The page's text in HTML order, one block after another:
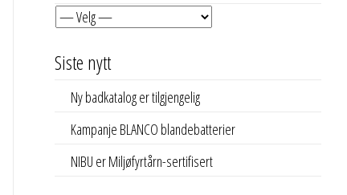
Siste nytt
Ny badkatalog er tilgjengelig
Kampanje BLANCO blandebatterier
NIBU er Miljøfyrtårn-sertifisert